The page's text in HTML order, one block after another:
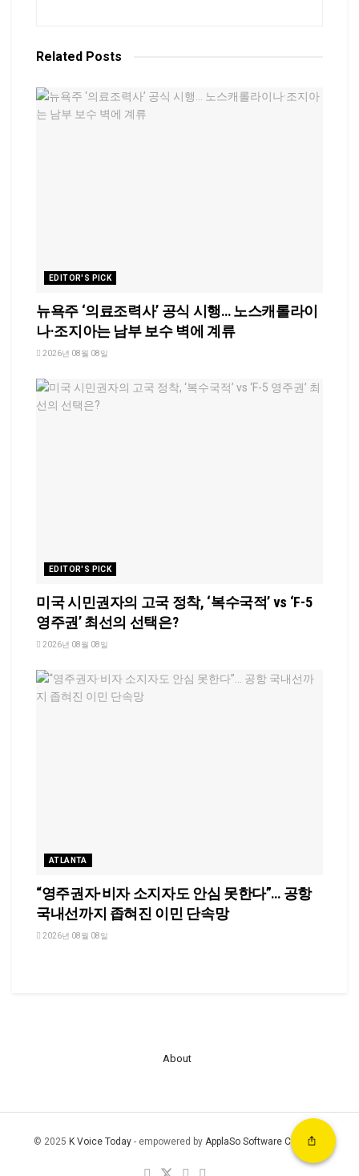
Related Posts
EDITOR'S PICK
뉴욕주 ‘의료조력사’ 공식 시행… 노스캐롤라이
나·조지아는 남부 보수 벽에 계류
2026년 08월 08일
EDITOR'S PICK
미국 시민권자의 고국 정착, ‘복수국적’ vs ‘F-5
영주권’ 최선의 선택은?
2026년 08월 08일
ATLANTA
“영주권자·비자 소지자도 안심 못한다”… 공항
국내선까지 좁혀진 이민 단속망
2026년 08월 08일
About
© 2025 K Voice Today- empowered by ApplaSo Software Company